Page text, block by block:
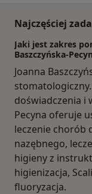
Najczęściej
Jaki jest zakres
Baszczyńska-
Joanna
doświadczenia i
Pecyna oferuje
leczenie chorób
nazębnego,
higieny z
higienizacja,
fluoryzacja.